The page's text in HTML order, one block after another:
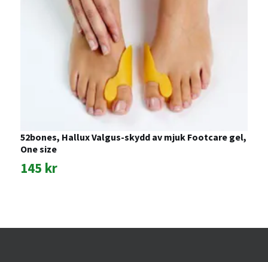
52bones, Hallux Valgus-skydd av mjuk Footcare gel,
One size
145 kr